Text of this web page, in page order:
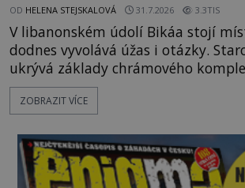
OD HELENA STEJSKALOVÁ 31.7.2026 3.3TIS
V libanonském údolí Bikáa stojí
dodnes vyvolává úžas i otázky.
ukrývá základy chrámového
kameny tak obrovské, že se zdá
přesunout. Některé bloky váží
kolosů dokonce odhadem až 1650 tun. Jak
moderních strojů dokázali takové
dopravit a přesně u
ZOBRAZIT VÍCE